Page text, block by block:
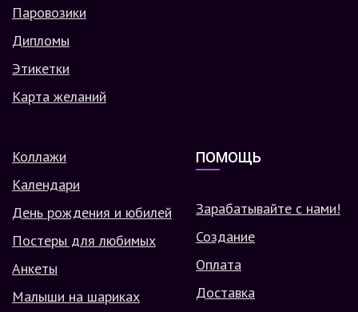
Паровозики
Дипломы
Этикетки
Карта желаний
Коллажи
Календари
День рождения и юбилей
Постеры для любимых
Анкеты
Малыши на шариках
ПОМОЩЬ
Зарабатывайте с нами!
Создание
Оплата
Доставка